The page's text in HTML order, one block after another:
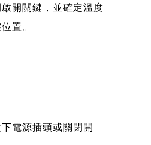
開關鍵，並確定溫度
置。
電源插頭或關閉開